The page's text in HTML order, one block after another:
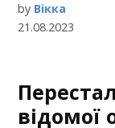
by Вікка
21.08.2023
відомої